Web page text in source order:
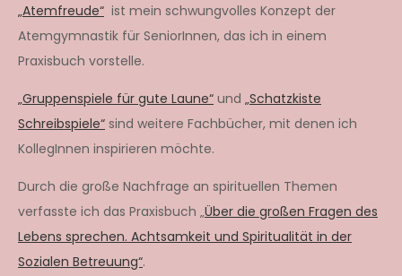
„Atemfreude“ ist mein schwungvolles Konzept der
Atemgymnastik für SeniorInnen, das ich in einem
Praxisbuch vorstelle.
„Gruppenspiele für gute Laune“ und „Schatzkiste
Schreibspiele“ sind weitere Fachbücher, mit denen ich
KollegInnen inspirieren möchte.
Durch die große Nachfrage an spirituellen Themen
verfasste ich das Praxisbuch „Über die großen Fragen des
Lebens sprechen. Achtsamkeit und Spiritualität in der
Sozialen Betreuung“.